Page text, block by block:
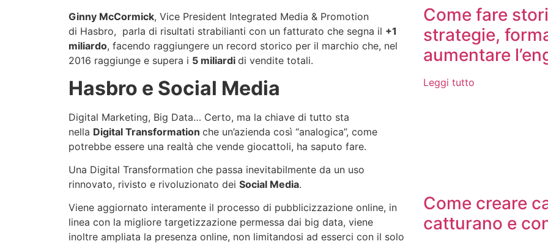
Ginny McCormick, Vice President Integrated Media & Promotion
di Hasbro, parla di risultati strabilianti con un fatturato che segna il +1
miliardo, facendo raggiungere un record storico per il marchio che, nel
2016 raggiunge e supera i 5 miliardi di vendite totali.
Hasbro e Social Media
Digital Marketing, Big Data… Certo, ma la chiave di tutto sta
nella Digital Transformation che un’azienda così “analogica”, come
potrebbe essere una realtà che vende giocattoli, ha saputo fare.
Una Digital Transformation che passa inevitabilmente da un uso
rinnovato, rivisto e rivoluzionato dei Social Media.
Viene aggiornato interamente il processo di pubblicizzazione online, in
linea con la migliore targetizzazione permessa dai big data, viene
inoltre ampliata la presenza online, non limitandosi ad esserci con il solo
Come fare
strategie,
aumentare
Leggi tutto
Come creare
catturano e